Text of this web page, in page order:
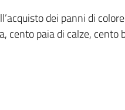
dei panni di
cento paia di calze, cento